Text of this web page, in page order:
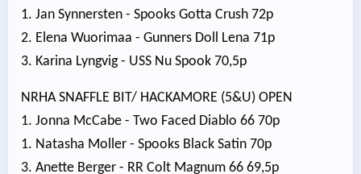
1. Jan Synnersten - Spooks Gotta Crush 72p
2. Elena Wuorimaa - Gunners Doll Lena 71p
3. Karina Lyngvig - USS Nu Spook 70,5p
NRHA SNAFFLE BIT/ HACKAMORE (5&U) OPEN
1. Jonna McCabe - Two Faced Diablo 66 70p
1. Natasha Moller - Spooks Black Satin 70p
3. Anette Berger - RR Colt Magnum 66 69,5p